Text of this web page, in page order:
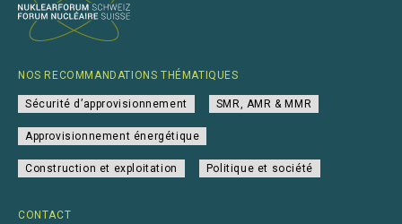
CONTACT
NOS RECOMMANDATIONS THÉMATIQUES
Sécurité d’approvisionnement SMR, AMR & MMR
Approvisionnement énergétique
Construction et exploitation Politique et société